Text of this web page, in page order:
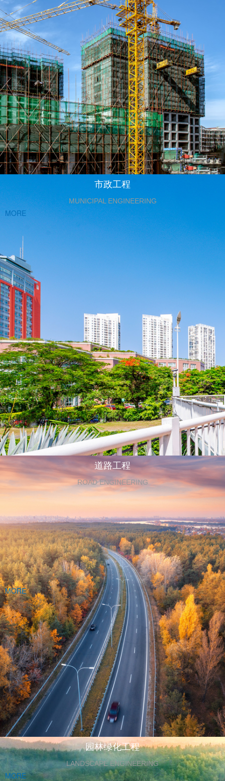
市政工程
MUNICIPAL ENGINEERING
MORE
道路工程
ROAD ENGINEERING
MORE
园林绿化工程
LANDSCAPE ENGINEERING
MORE